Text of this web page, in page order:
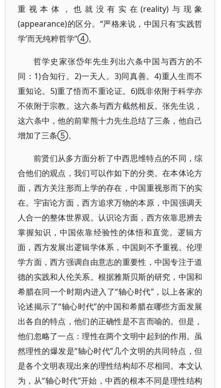
重视本体，也就没有实在(reality)与现象
(appearance)的区分。“严格来说，中国只有‘实践哲
学’而无纯粹哲学”④。
哲学史家张岱年先生列出六条中国与西方的不
同：1)合知行。2)一天人。3)同真善。4)重人生而不
重知论。5)重了悟而不重论证。6)既非依附于科学亦
不依附于宗教。这六条与西方截然相反。张先生说，
这六条中，他的前辈熊十力先生总结了三条，他自己
增加了三条⑤。
前贤们从多方面分析了中西思维特点的不同，综
合他们的观点，我们可以作如下的分类。在本体论方
面，西方关注形而上学的存在，中国重视形而下的实
在。宇宙论方面，西方追求万物的本原，中国强调天
人合一的整体世界观。认识论方面，西方依靠思辨去
掌握知识，中国依靠经验性的体悟和直觉。逻辑方
面，西方发展出逻辑学体系，中国则不予重视。伦理
学方面，西方强调自由意志的重要性，中国专注于道
德的实践和人伦关系。根据雅斯贝斯的研究，中国和
希腊在同一个时期内进入了“轴心时代”，以上各家的
论述揭示了“轴心时代”的中国和希腊在哪些方面发展
出各自的特点，他们的正确性是不言而喻的。但是，
他们忽略了一点：理性在两个文明中起到的作用。虽
然理性的爆发是“轴心时代”几个文明的共同特点，但
是各个文明表现出来的理性结构却不尽相同。本文认
为，从“轴心时代”开始，中西的根本不同是理性结构